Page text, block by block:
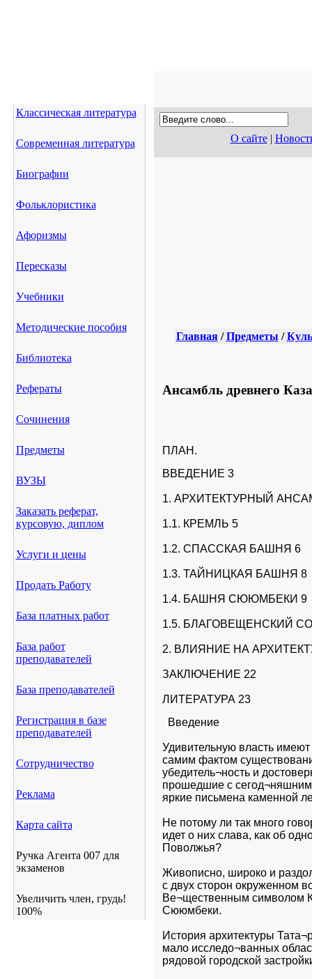
Классическая литература
Современная литература
Биографии
Фольклористика
Афоризмы
Пересказы
Учебники
Методические пособия
Библиотека
Рефераты
Сочинения
Предметы
ВУЗЫ
Заказать реферат,
курсовую, диплом
Услуги и цены
Продать Работу
База платных работ
База работ
преподавателей
База преподавателей
Регистрация в базе
преподавателей
Сотрудничество
Реклама
Карта сайта
Ручка Агента 007 для
экзаменов
Увеличить член, грудь!
100%
О сайте|
Главная/Предметы /
Ансамбль древнего
ПЛАН.
ВВЕДЕНИЕ 3
1. АРХИТЕКТУРНЫЙ
1.1. КРЕМЛЬ 5
1.2. СПАССКАЯ БАШНЯ 6
1.3. ТАЙНИЦКАЯ БАШНЯ 8
1.4. БАШНЯ СЮЮМБЕКИ 9
1.5. БЛАГОВЕЩЕНСКИЙ
2. ВЛИЯНИЕ НА
ЗАКЛЮЧЕНИЕ 22
ЛИТЕРАТУРА 23
Введение
Удивительную власть
самим фактом
убедитель¬ность и
прошедшие с
яркие письмена каменной
Не потому ли так много
идет о них слава, как об
Поволжья?
Живописно, широко и
с двух сторон окруженном
Ве¬щественным символом
Сююмбеки.
История архитектуры
мало исследо¬ванных
рядовой городской